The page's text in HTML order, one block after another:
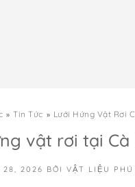
Tin Tức Lưới Hứng Vật Rơi
vật rơi tại Cà
28, 2026 BỞI VẬT LIỆU PHÚ